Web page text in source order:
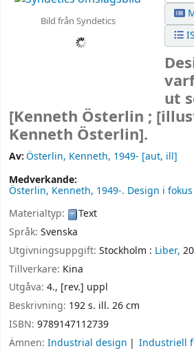
Bild från Syndetics
ut
[Kenneth Österlin ;
Kenneth Österlin].
Av:Österlin, Kenneth, 1949- [aut, ill]
Medverkande:
Österlin, Kenneth, 1949-. Design i
Materialtyp:
Text
Språk: Svenska
Utgivningsuppgift: Stockholm : Liber,
Tillverkare: Kina
Utgåva: 4., [rev.] uppl
Beskrivning: 192 s. ill. 26 cm
ISBN: 9789147112739
Ämnen: Industrial design
Industriell